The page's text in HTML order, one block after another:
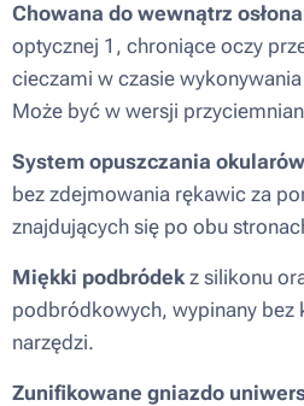
Chowana do wewnątrz
optycznej 1, chroniące oczy
cieczami w czasie
Może być w wersji
System opuszczania okularów
bez zdejmowania rękawic za
znajdujących się po obu
Miękki podbródekz silikonu
podbródkowych, wypinany bez
narzędzi.
Zunifikowane gniazdo